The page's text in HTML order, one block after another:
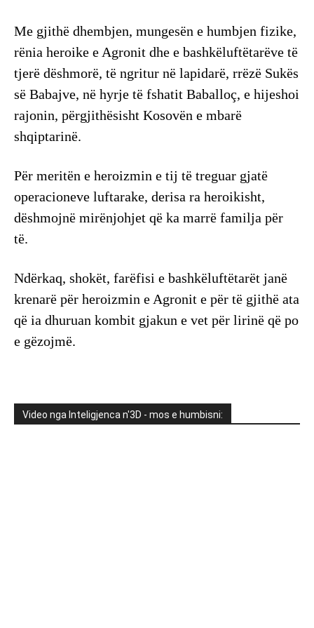
Me gjithë dhembjen, mungesën e humbjen fizike,
rënia heroike e Agronit dhe e bashkëluftëtarëve të
tjerë dëshmorë, të ngritur në lapidarë, rrëzë Sukës
së Babajve, në hyrje të fshatit Baballoç, e hijeshoi
rajonin, përgjithësisht Kosovën e mbarë
shqiptarinë.
Për meritën e heroizmin e tij të treguar gjatë
operacioneve luftarake, derisa ra heroikisht,
dëshmojnë mirënjohjet që ka marrë familja për
të.
Ndërkaq, shokët, farëfisi e bashkëluftëtarët janë
krenarë për heroizmin e Agronit e për të gjithë ata
që ia dhuruan kombit gjakun e vet për lirinë që po
e gëzojmë.
Video nga Inteligjenca n'3D - mos e humbisni: